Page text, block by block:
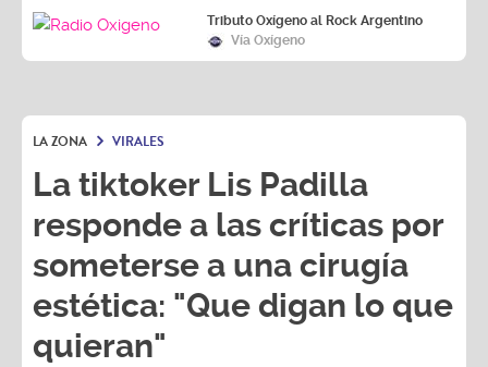
Tributo Oxígeno al Rock Argentino
Vía Oxígeno
LA ZONA VIRALES
La tiktoker Lis Padilla
responde a las críticas por
someterse a una cirugía
estética: "Que digan lo que
quieran"